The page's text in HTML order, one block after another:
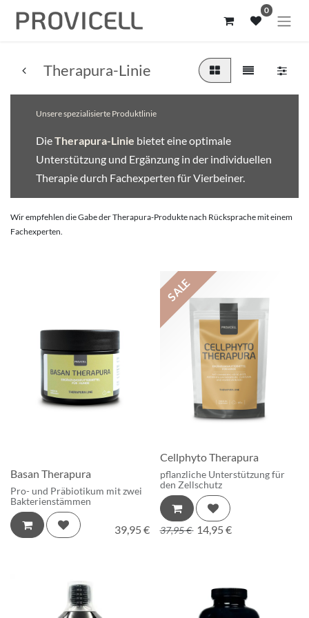
0
Therapura-Linie
Unsere spezialisierte Produktlinie
DieTherapura-Linie bietet eine optimale
Unterstützung und Ergänzung in der individuellen
Therapie durch Fachexperten für Vierbeiner.
Wir empfehlen die Gabe der Therapura-Produkte nach Rücksprache mit einem
Fachexperten.
Basan Therapura
Pro- und Präbiotikum mit zwei
Bakterienstämmen
39,95 €
SALE
Cellphyto Therapura
pflanzliche Unterstützung für
den Zellschutz
37,95€ 14,95 €